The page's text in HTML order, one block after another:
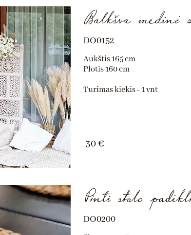
Balkšva medinė
DO0152
Aukštis 165 cm
Plotis 160 cm
Turimas kiekis - 1 vnt
30 €
Pinti stalo
DO0200